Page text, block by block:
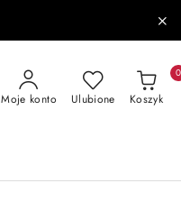
Moje konto Ulubione Koszyk
0